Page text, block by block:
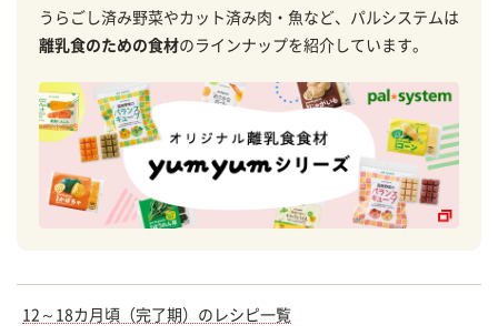
うらごし済み野菜やカット済み肉・魚など、パルシステムは
離乳食のための食材のラインナップを紹介しています。
12～18カ月頃（完了期）のレシピ一覧